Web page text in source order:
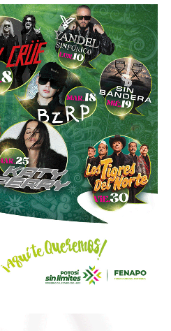
las distintas
surgieron alrededor de la
de Piedra quedó fuera por
municipal de respetar la
contra reloj; Galindo analiza